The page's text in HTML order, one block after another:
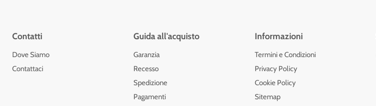
Contatti
Dove Siamo
Contattaci
Guida all'acquisto
Garanzia
Recesso
Spedizione
Pagamenti
Informazioni
Termini e Condizioni
Privacy Policy
Cookie Policy
Sitemap